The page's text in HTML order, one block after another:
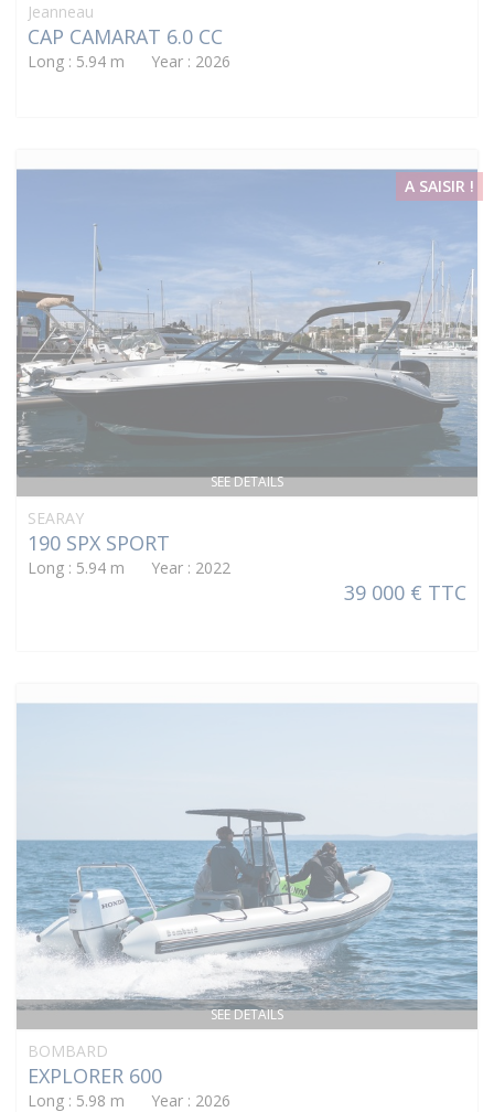
Jeanneau
CAP CAMARAT 6.0 CC
Long : 5.94 m Year : 2026
SEE DETAILS
A SAISIR !
SEARAY
190 SPX SPORT
Long : 5.94 m Year : 2022
39 000 € TTC
SEE DETAILS
BOMBARD
EXPLORER 600
Long : 5.98 m Year : 2026